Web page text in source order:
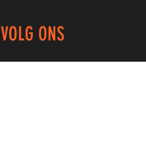
VOLG ONS